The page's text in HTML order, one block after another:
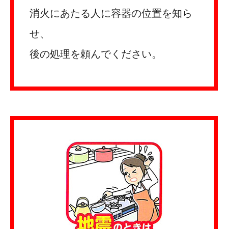
消火にあたる人に容器の位置を知ら
せ、
後の処理を頼んでください。